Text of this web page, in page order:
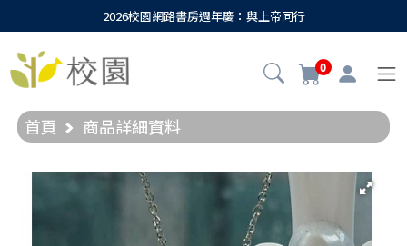
2026校園網路書房週年慶：與上帝同行
0
首頁 商品詳細資料